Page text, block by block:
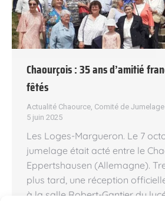
Chaourçois : 35 ans d’amitié
fêtés
Actualité Chaource Comité de Jumelage
5 juin 2025
Les Loges-Margueron. Le 7
jumelage était acté entre le
Eppertshausen (Allemagne).
plus tard, une réception
à la salle Robert-Gantier du